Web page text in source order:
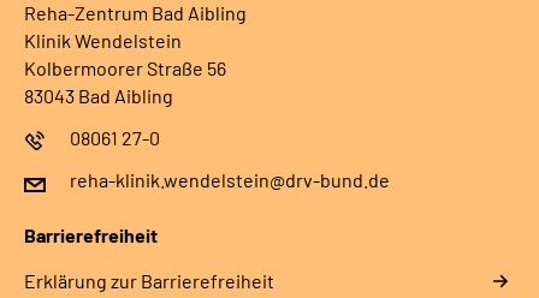
Reha-Zentrum Bad Aibling
Klinik Wendelstein
Kolbermoorer Straße 56
83043 Bad Aibling
08061 27-0
reha-klinik.wendelstein@drv-bund.de
Barrierefreiheit
Erklärung zur Barrierefreiheit